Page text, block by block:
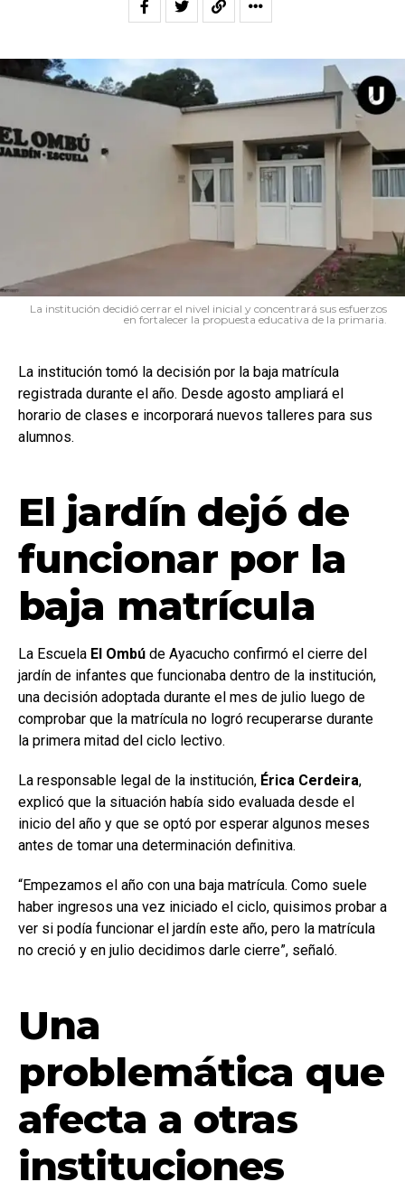
La institución decidió cerrar el nivel inicial y concentrará sus esfuerzos
en fortalecer la propuesta educativa de la primaria.
La institución tomó la decisión por la baja matrícula
registrada durante el año. Desde agosto ampliará el
horario de clases e incorporará nuevos talleres para sus
alumnos.
El jardín dejó de
funcionar por la
baja matrícula
La Escuela El Ombú de Ayacucho confirmó el cierre del
jardín de infantes que funcionaba dentro de la institución,
una decisión adoptada durante el mes de julio luego de
comprobar que la matrícula no logró recuperarse durante
la primera mitad del ciclo lectivo.
La responsable legal de la institución, Érica Cerdeira,
explicó que la situación había sido evaluada desde el
inicio del año y que se optó por esperar algunos meses
antes de tomar una determinación definitiva.
“Empezamos el año con una baja matrícula. Como suele
haber ingresos una vez iniciado el ciclo, quisimos probar a
ver si podía funcionar el jardín este año, pero la matrícula
no creció y en julio decidimos darle cierre”, señaló.
Una
problemática que
afecta a otras
instituciones